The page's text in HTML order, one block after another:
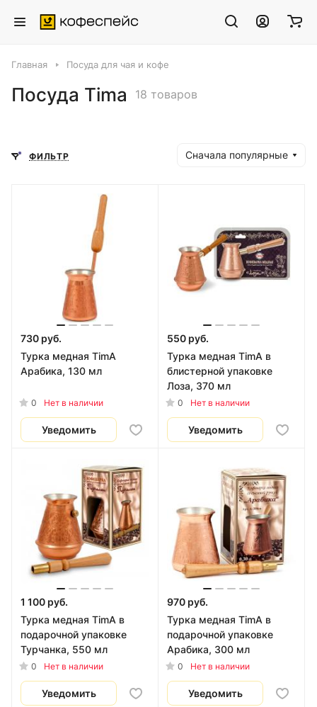
Главная Посуда для чая и кофе
Посуда Tima 18 товаров
ФИЛЬТР Сначала популярные
730 руб.
Турка медная TimA
Арабика, 130 мл
0 Нет в наличии
Уведомить
550 руб.
Турка медная TimA в
блистерной упаковке
Лоза, 370 мл
0 Нет в наличии
Уведомить
1 100 руб.
Турка медная TimA в
подарочной упаковке
Турчанка, 550 мл
0 Нет в наличии
Уведомить
970 руб.
Турка медная TimA в
подарочной упаковке
Арабика, 300 мл
0 Нет в наличии
Уведомить